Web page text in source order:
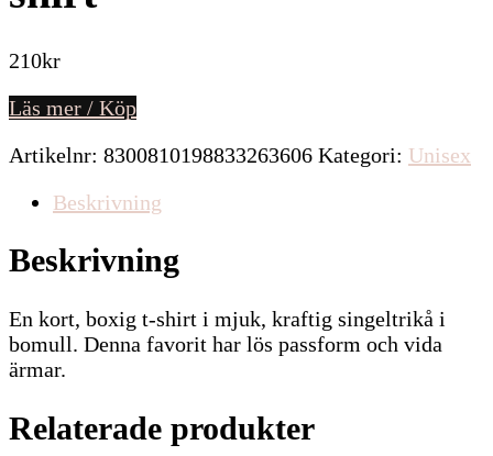
210kr
Läs mer / Köp
Artikelnr: 8300810198833263606 Kategori: Unisex
Beskrivning
Beskrivning
En kort, boxig t-shirt i mjuk, kraftig singeltrikå i
bomull. Denna favorit har lös passform och vida
ärmar.
Relaterade produkter